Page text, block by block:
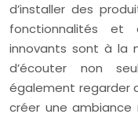
d’installer des
fonctionnalités et
innovants sont à la
d’écouter non
également regarder
créer une ambiance